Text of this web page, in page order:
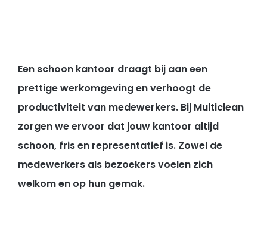
Een schoon kantoor draagt bij aan een
prettige werkomgeving en verhoogt de
productiviteit van medewerkers. Bij Multiclean
zorgen we ervoor dat jouw kantoor altijd
schoon, fris en representatief is. Zowel de
medewerkers als bezoekers voelen zich
welkom en op hun gemak.